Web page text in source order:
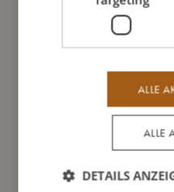
- Hergestellt aus 84%
ALLE
ALLE
DETAILS